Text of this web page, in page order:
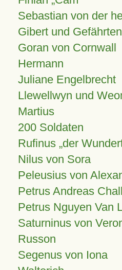
Sebastian von der
Gibert und Gefährten
Goran von Cornwall
Hermann
Juliane Engelbrecht
Llewellwyn und
Martius
200 Soldaten
Rufinus „der
Nilus von Sora
Peleusius von
Petrus Andreas
Petrus Nguyen Van
Saturninus von
Russon
Segenus von Iona